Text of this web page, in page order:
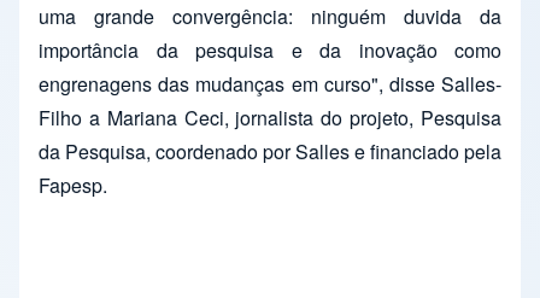
uma grande convergência: ninguém duvida da
importância da pesquisa e da inovação como
engrenagens das mudanças em curso", disse Salles-
Filho a Mariana Ceci, jornalista do projeto, Pesquisa
da Pesquisa, coordenado por Salles e financiado pela
Fapesp.